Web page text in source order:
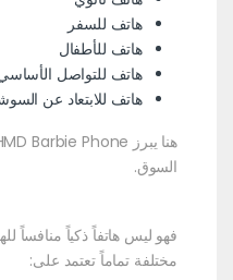
هاتف للسفر
هاتف للأطفال
هاتف للتواصل
هاتف للابتعاد عن
السوق.
فهو ليس هاتفاً ذكياً منافساً
مختلفة تماماً تعتمد على: